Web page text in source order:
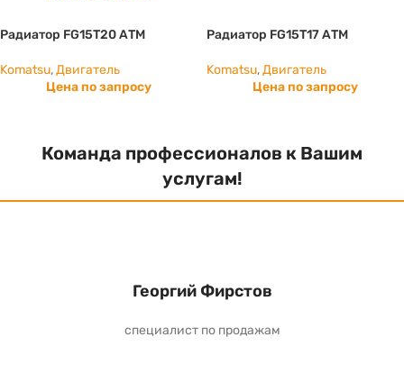
Радиатор FG15T20 АТМ
Komatsu,Двигатель
Цена по запросу
Радиатор FG15T17 АТМ
Komatsu,Двигатель
Цена по запросу
Команда профессионалов к Вашим
услугам!
Георгий Фирстов
специалист по продажам